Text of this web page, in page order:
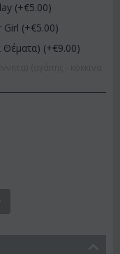
(+€5.00)
Girl (+€5.00)
(+€9.00)